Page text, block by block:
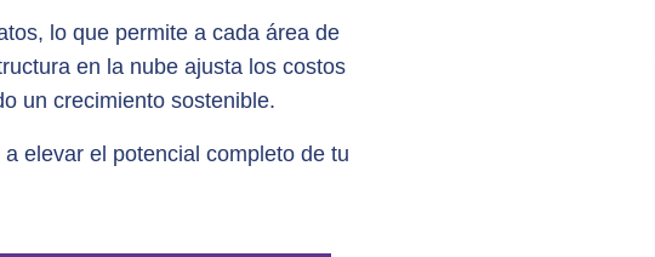
lo que permite a cada área de
en la nube ajusta los costos
un crecimiento sostenible.
elevar el potencial completo de tu